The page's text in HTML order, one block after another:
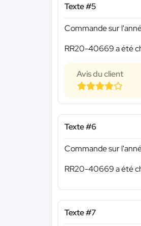
Texte #5
Commande sur
RR20-40669 a été
Avis du client
Texte #6
Commande sur
RR20-40669 a été
Texte #7